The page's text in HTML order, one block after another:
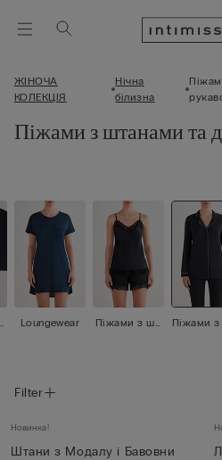
ЖІНОЧА
КОЛЕКЦІЯ
Нічна
білизна
Піжами з штанами та
Loungewear
Піжами з шо
Піжами з
Filter
Новинка!
Штани з Модалу і Бавовни